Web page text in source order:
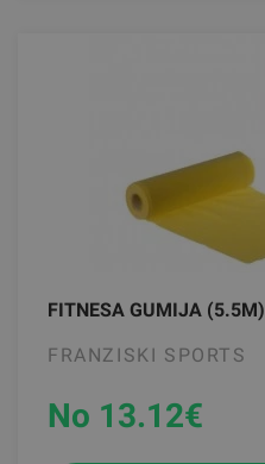
FITNESA GUMIJA (5.5M)
FRANZISKI SPORTS
No 13.12€